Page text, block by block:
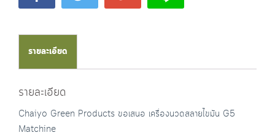
รายละเอียด
รายละเอียด
Chaiyo Green Products ขอเสนอ เครื่องนวดสลายไขมัน G5
Matchine